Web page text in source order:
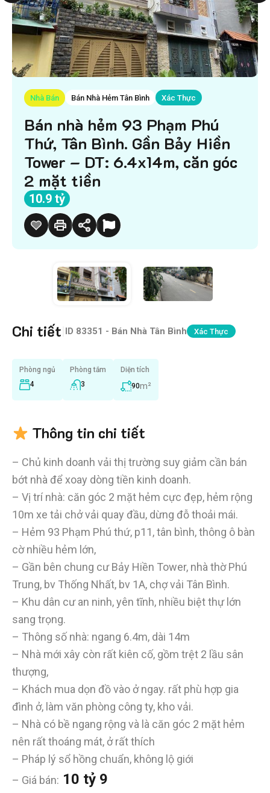
Nhà Bán Bán Nhà Hẻm Tân Bình Xác Thực
Bán nhà hẻm 93 Phạm Phú
Thứ, Tân Bình. Gần Bảy Hiền
Tower – DT: 6.4x14m, căn góc
2 mặt tiền
10.9 tỷ
Chi tiết ID 83351 - Bán Nhà Tân Bình Xác Thực
Phòng ngủ
4
Phòng tắm
3
Diện tích
90m²
Thông tin chi tiết
– Chủ kinh doanh vải thị trường suy giảm cần bán
bớt nhà để xoay dòng tiền kinh doanh.
– Vị trí nhà: căn góc 2 mặt hẻm cực đẹp, hẻm rộng
10m xe tải chở vải quay đầu, dừng đỗ thoải mái.
– Hẻm 93 Phạm Phú thứ, p11, tân bình, thông ô bàn
cờ nhiều hẻm lớn,
– Gần bên chung cư Bảy Hiền Tower, nhà thờ Phú
Trung, bv Thống Nhất, bv 1A, chợ vải Tân Bình.
– Khu dân cư an ninh, yên tĩnh, nhiều biệt thự lớn
sang trọng.
– Thông số nhà: ngang 6.4m, dài 14m
– Nhà mới xây còn rất kiên cố, gồm trệt 2 lầu sân
thượng,
– Khách mua dọn đồ vào ở ngay. rất phù hợp gia
đình ở, làm văn phòng công ty, kho vải.
– Nhà có bề ngang rộng và là căn góc 2 mặt hẻm
nên rất thoáng mát, ở rất thích
– Pháp lý sổ hồng chuẩn, không lộ giới
– Giá bán: 10 tỷ 9